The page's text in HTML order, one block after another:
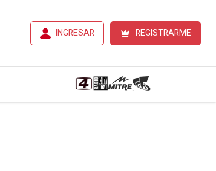
INGRESAR REGISTRARME